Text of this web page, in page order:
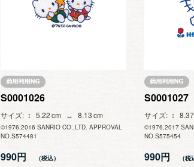
S0001026
サイズ 5.22 8.13
©1976,2016 SANRIO CO.,LTD. APPROVAL
NO.S574481
990円
S0001027
サイズ 8.37
©1976,2017
NO.S575454
990円